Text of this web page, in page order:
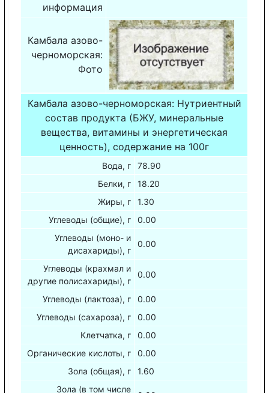
информация
Камбала азово-
черноморская:
Фото
Камбала азово-черноморская: Нутриентный
состав продукта (БЖУ, минеральные
вещества, витамины и энергетическая
ценность), содержание на 100г
Вода, г
78.90
Белки, г
18.20
Жиры, г
1.30
Углеводы (общие), г
0.00
Углеводы (моно- и
дисахариды), г
0.00
Углеводы (крахмал и
другие полисахариды), г
0.00
Углеводы (лактоза), г
0.00
Углеводы (сахароза), г
0.00
Клетчатка, г
0.00
Органические кислоты, г
0.00
Зола (общая), г
1.60
Зола (в том числе